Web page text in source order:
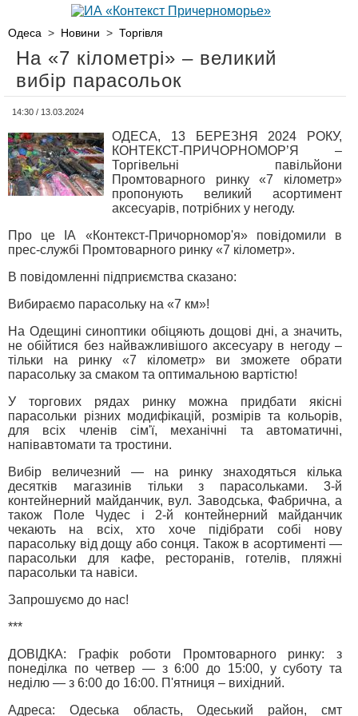
Одеса > Новини > Торгівля
На «7 кілометрі» – великий
вибір парасольок
14:30 / 13.03.2024
ОДЕСА, 13 БЕРЕЗНЯ 2024 РОКУ,
КОНТЕКСТ-ПРИЧОРНОМОР’Я –
Торгівельні павільйони
Промтоварного ринку «7 кілометр»
пропонують великий асортимент
аксесуарів, потрібних у негоду.
Про це ІА «Контекст-Причорномор'я» повідомили в
прес-службі Промтоварного ринку «7 кілометр».
В повідомленні підприємства сказано:
Вибираємо парасольку на «7 км»!
На Одещині синоптики обіцяють дощові дні, а значить,
не обійтися без найважливішого аксесуару в негоду –
тільки на ринку «7 кілометр» ви зможете обрати
парасольку за смаком та оптимальною вартістю!
У торгових рядах ринку можна придбати якісні
парасольки різних модифікацій, розмірів та кольорів,
для всіх членів сім'ї, механічні та автоматичні,
напівавтомати та тростини.
Вибір величезний — на ринку знаходяться кілька
десятків магазинів тільки з парасольками. 3-й
контейнерний майданчик, вул. Заводська, Фабрична, а
також Поле Чудес і 2-й контейнерний майданчик
чекають на всіх, хто хоче підібрати собі нову
парасольку від дощу або сонця. Також в асортименті —
парасольки для кафе, ресторанів, готелів, пляжні
парасольки та навіси.
Запрошуємо до нас!
***
ДОВІДКА: Графік роботи Промтоварного ринку: з
понеділка по четвер — з 6:00 до 15:00, у суботу та
неділю — з 6:00 до 16:00. П'ятниця – вихідний.
Адреса: Одеська область, Одеський район, смт